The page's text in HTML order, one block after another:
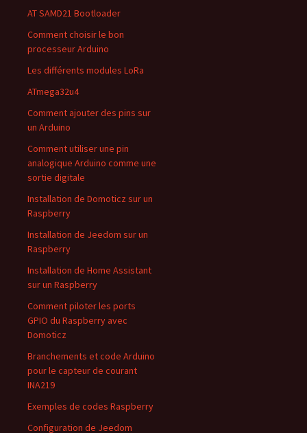
AT SAMD21 Bootloader
Comment choisir le bon
processeur Arduino
Les différents modules LoRa
ATmega32u4
Comment ajouter des pins sur
un Arduino
Comment utiliser une pin
analogique Arduino comme une
sortie digitale
Installation de Domoticz sur un
Raspberry
Installation de Jeedom sur un
Raspberry
Installation de Home Assistant
sur un Raspberry
Comment piloter les ports
GPIO du Raspberry avec
Domoticz
Branchements et code Arduino
pour le capteur de courant
INA219
Exemples de codes Raspberry
Configuration de Jeedom